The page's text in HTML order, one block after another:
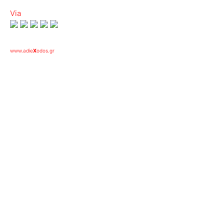
Via
www.adieXodos.gr